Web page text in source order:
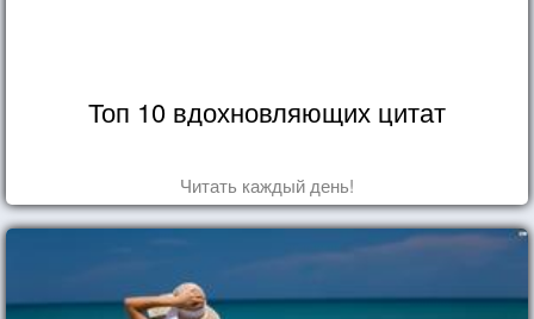
Топ 10 вдохновляющих цитат
Читать каждый день!